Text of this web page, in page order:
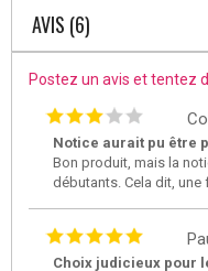
AVIS (6)
Postez un avis et tentez
Notice aurait pu être
Bon produit, mais la
débutants. Cela dit,
Choix judicieux pour